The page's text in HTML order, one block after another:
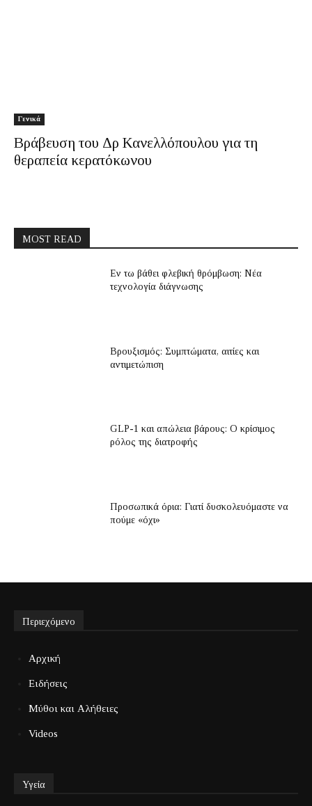
Γενικά
Βράβευση του Δρ Κανελλόπουλου για τη
θεραπεία κερατόκωνου
MOST READ
Εν τω βάθει φλεβική θρόμβωση: Νέα
τεχνολογία διάγνωσης
Βρουξισμός: Συμπτώματα, αιτίες και
αντιμετώπιση
GLP-1 και απώλεια βάρους: Ο κρίσιμος
ρόλος της διατροφής
Προσωπικά όρια: Γιατί δυσκολευόμαστε να
πούμε «όχι»
Περιεχόμενο
Αρχική
Ειδήσεις
Μύθοι και Αλήθειες
Videos
Υγεία